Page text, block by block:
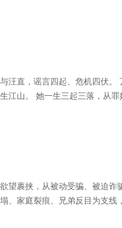
绕四大阵营展开：守护人族的
汪直，谣言四起、危机四伏。
江山。 她一生三起三落，从
儿病逝。一生独宠她一人的朱
望裹挟，从被动受骗、被迫诈
、家庭裂痕、兄弟反目为支线
破单一受害者人设，重塑主角